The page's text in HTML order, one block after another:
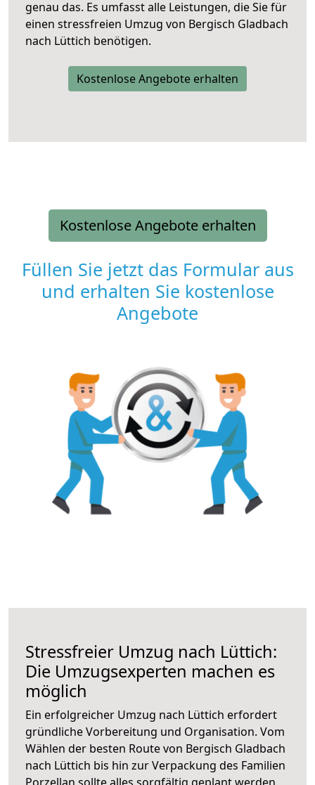
genau das. Es umfasst alle Leistungen, die Sie für
einen stressfreien Umzug von Bergisch Gladbach
nach Lüttich benötigen.
Kostenlose Angebote erhalten
Kostenlose Angebote erhalten
Füllen Sie jetzt das Formular aus
und erhalten Sie kostenlose
Angebote
Stressfreier Umzug nach Lüttich:
Die Umzugsexperten machen es
möglich
Ein erfolgreicher Umzug nach Lüttich erfordert
gründliche Vorbereitung und Organisation. Vom
Wählen der besten Route von Bergisch Gladbach
nach Lüttich bis hin zur Verpackung des Familien